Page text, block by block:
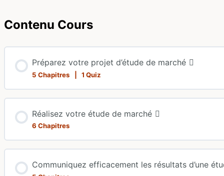
Contenu Cours
Préparez votre projet d’étude de marché
5 Chapitres 1 Quiz
Choisissez votre méthodologie
Réalisez votre étude de marché
6 Chapitres
Communiquez efficacement les résultats d’une